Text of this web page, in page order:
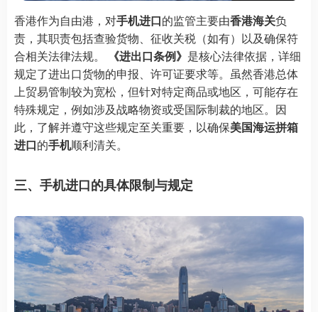
香港作为自由港，对手机进口的监管主要由香港海关负
责，其职责包括查验货物、征收关税（如有）以及确保符
合相关法律法规。
《进出口条例》 是核心法律依据，详细
规定了进出口货物的申报、许可证要求等。虽然香港总体
上贸易管制较为宽松，但针对特定商品或地区，可能存在
特殊规定，例如涉及战略物资或受国际制裁的地区。因
此，了解并遵守这些规定至关重要，以确保美国海运拼箱
进口的手机顺利清关。
三、手机进口的具体限制与规定